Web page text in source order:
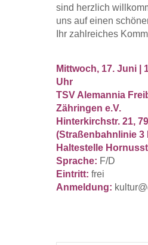
sind herzlich
uns auf einen
Ihr zahlreiches
Mittwoch, 17. Juni |
Uhr
TSV Alemannia
Zähringen e.V.
Hinterkirchstr. 21,
(Straßenbahnlinie 3
Haltestelle
Sprache: F/D
Eintritt: frei
Anmeldung: